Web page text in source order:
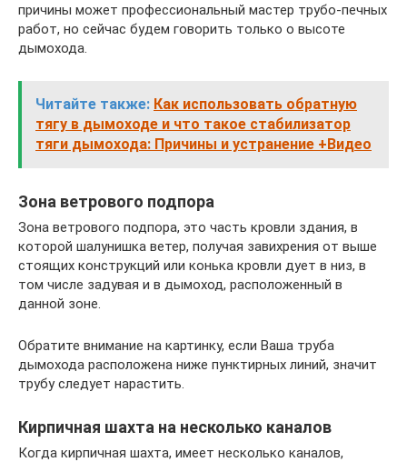
причины может профессиональный мастер трубо-печных
работ, но сейчас будем говорить только о высоте
дымохода.
Читайте также: Как использовать обратную
тягу в дымоходе и что такое стабилизатор
тяги дымохода: Причины и устранение +Видео
Зона ветрового подпора
Зона ветрового подпора, это часть кровли здания, в
которой шалунишка ветер, получая завихрения от выше
стоящих конструкций или конька кровли дует в низ, в
том числе задувая и в дымоход, расположенный в
данной зоне.
Обратите внимание на картинку, если Ваша труба
дымохода расположена ниже пунктирных линий, значит
трубу следует нарастить.
Кирпичная шахта на несколько каналов
Когда кирпичная шахта, имеет несколько каналов,